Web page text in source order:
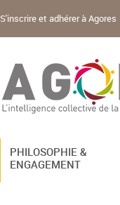
S'inscrire et adhérer à Agores
PHILOSOPHIE &
ENGAGEMENT